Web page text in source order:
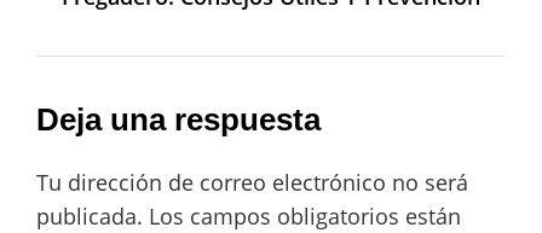
Deja una respuesta
Tu dirección de correo electrónico no será
publicada. Los campos obligatorios están